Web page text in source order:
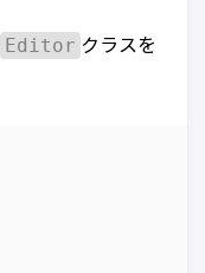
Editor クラスを